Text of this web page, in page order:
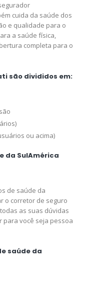
cuida da saúde dos
e qualidade para o
a saúde física,
completa para o
são divididos em:
ou acima)
da SulAmérica
de saúde da
o corretor de seguro
as suas dúvidas
para você seja pessoa
saúde da